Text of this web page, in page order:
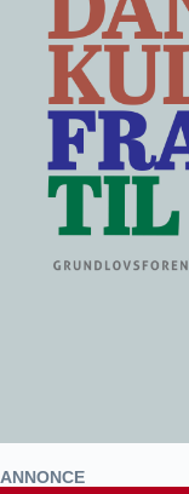
ANNONCE